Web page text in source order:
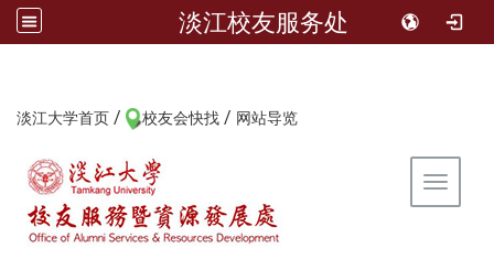
淡江校友服务处
淡江大学首页 / 校友会快找 / 网站导览
Toggle